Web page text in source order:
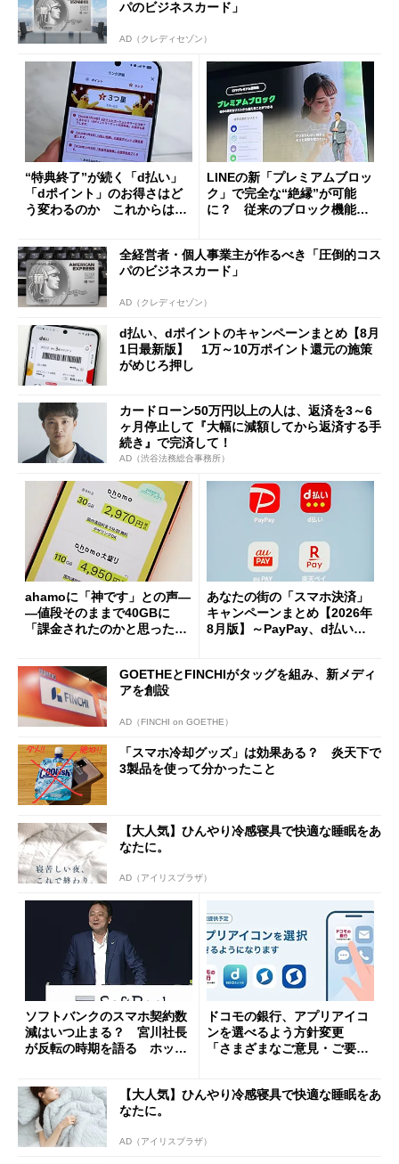
パのビジネスカード」
AD（クレディセゾン）
“特典終了”が続く「d払い」
「dポイント」のお得さはど
う変わるのか これからは
LINEの新「プレミアムブロッ
ク」で完全な“絶縁”が可能
に？ 従来のブロック機能と
全経営者・個人事業主が作るべき「圧倒的コス
パのビジネスカード」
AD（クレディセゾン）
d払い、dポイントのキャンペーンまとめ【8月
1日最新版】 1万～10万ポイント還元の施策
がめじろ押し
カードローン50万円以上の人は、返済を3～6
ヶ月停止して『大幅に減額してから返済する手
続き』で完済して！
AD（渋谷法務総合事務所）
ahamoに「神です」との声―
―値段そのままで40GBに
「課金されたのかと思った」
あなたの街の「スマホ決済」
キャンペーンまとめ【2026年
8月版】～PayPay、d払い、a
GOETHEとFINCHIがタッグを組み、新メディ
アを創設
AD（FINCHI on GOETHE）
「スマホ冷却グッズ」は効果ある？ 炎天下で
3製品を使って分かったこと
【大人気】ひんやり冷感寝具で快適な睡眠をあ
なたに。
AD（アイリスプラザ）
ソフトバンクのスマホ契約数
減はいつ止まる？ 宮川社長
が反転の時期を語る ホッピ
ドコモの銀行、アプリアイコ
ンを選べるよう方針変更
「さまざまなご意見・ご要望
【大人気】ひんやり冷感寝具で快適な睡眠をあ
なたに。
AD（アイリスプラザ）